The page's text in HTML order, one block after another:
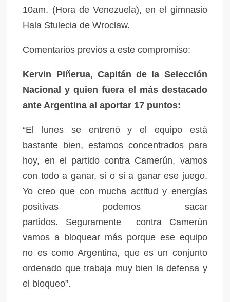
10am. (Hora de Venezuela), en el gimnasio
Hala Stulecia de Wroclaw.
Comentarios previos a este compromiso:
Kervin Piñerua, Capitán de la Selección
Nacional y quien fuera el más destacado
ante Argentina al aportar 17 puntos:
“El lunes se entrenó y el equipo está
bastante bien, estamos concentrados para
hoy, en el partido contra Camerún, vamos
con todo a ganar, si o si a ganar ese juego.
Yo creo que con mucha actitud y energías
positivas podemos sacar
partidos. Seguramente contra Camerún
vamos a bloquear más porque ese equipo
no es como Argentina, que es un conjunto
ordenado que trabaja muy bien la defensa y
el bloqueo”.